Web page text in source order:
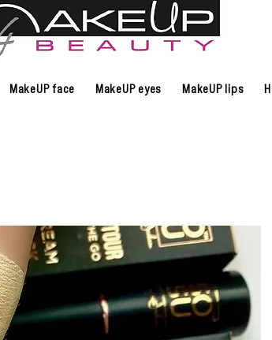
MakeUP face MakeUP eyes MakeUP lips